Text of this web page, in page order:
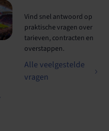
Vind snel antwoord op
praktische vragen over
tarieven, contracten en
overstappen.
Alle veelgestelde
vragen